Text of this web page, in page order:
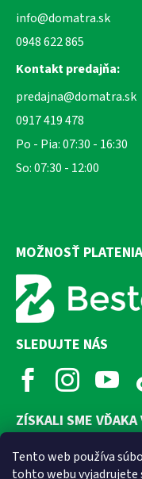
Tento web používa
tohto webu vyjadrujete
info@domatra.sk
0948 622 865
Kontakt predajňa:
predajna@domatra.sk
0917 419 478
Po - Pia: 07:30 - 16:30
So: 07:30 - 12:00
MOŽNOSŤ
SLEDUJTE NÁS
ZÍSKALI SME VĎAKA